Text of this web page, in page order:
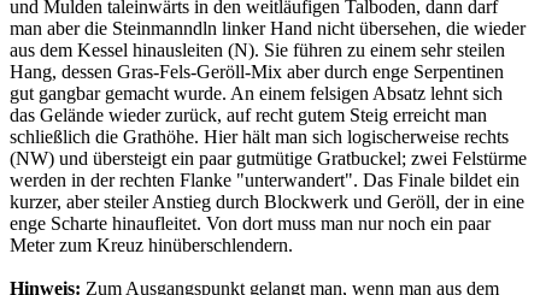
und Mulden taleinwärts in den weitläufigen Talboden, dann darf
man aber die Steinmanndln linker Hand nicht übersehen, die wieder
aus dem Kessel hinausleiten (N). Sie führen zu einem sehr steilen
Hang, dessen Gras-Fels-Geröll-Mix aber durch enge Serpentinen
gut gangbar gemacht wurde. An einem felsigen Absatz lehnt sich
das Gelände wieder zurück, auf recht gutem Steig erreicht man
schließlich die Grathöhe. Hier hält man sich logischerweise rechts
(NW) und übersteigt ein paar gutmütige Gratbuckel; zwei Felstürme
werden in der rechten Flanke "unterwandert". Das Finale bildet ein
kurzer, aber steiler Anstieg durch Blockwerk und Geröll, der in eine
enge Scharte hinaufleitet. Von dort muss man nur noch ein paar
Meter zum Kreuz hinüberschlendern.
Hinweis: Zum Ausgangspunkt gelangt man, wenn man aus dem